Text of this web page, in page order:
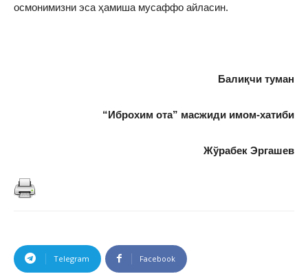
осмонимизни эса ҳамиша мусаффо айласин.
Балиқчи туман
“Иброхим ота” масжиди имом-хатиби
Жўрабек Эргашев
Telegram Facebook